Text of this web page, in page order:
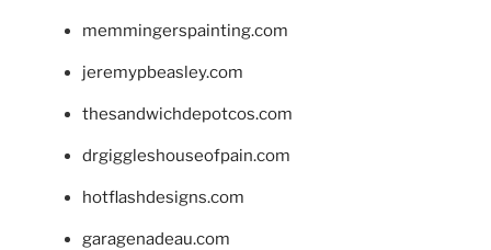
memmingerspainting.com
jeremypbeasley.com
thesandwichdepotcos.com
drgiggleshouseofpain.com
hotflashdesigns.com
garagenadeau.com